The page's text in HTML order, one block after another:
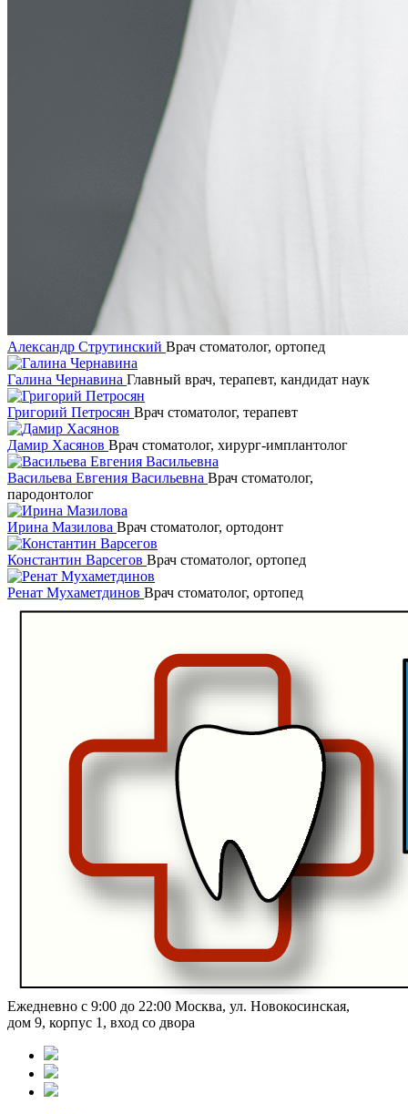
Александр Струтинский Врач стоматолог, ортопед
Галина Чернавина Главный врач, терапевт, кандидат наук
Григорий Петросян Врач стоматолог, терапевт
Дамир Хасянов Врач стоматолог, хирург-имплантолог
Васильева Евгения Васильевна Врач стоматолог,
пародонтолог
Ирина Мазилова Врач стоматолог, ортодонт
Константин Варсегов Врач стоматолог, ортопед
Ренат Мухаметдинов Врач стоматолог, ортопед
Ежедневно с 9:00 до 22:00 Москва, ул. Новокосинская,
дом 9, корпус 1, вход со двора